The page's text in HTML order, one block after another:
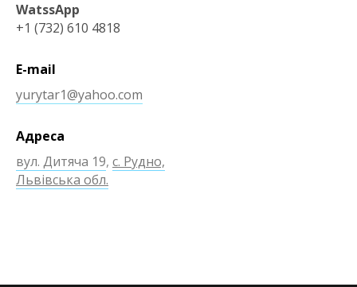
WatssApp
+1 (732) 610 4818
E-mail
yurytar1@yahoo.com
Адреса
вул. Дитяча 19, с. Рудно,
Львівська обл.